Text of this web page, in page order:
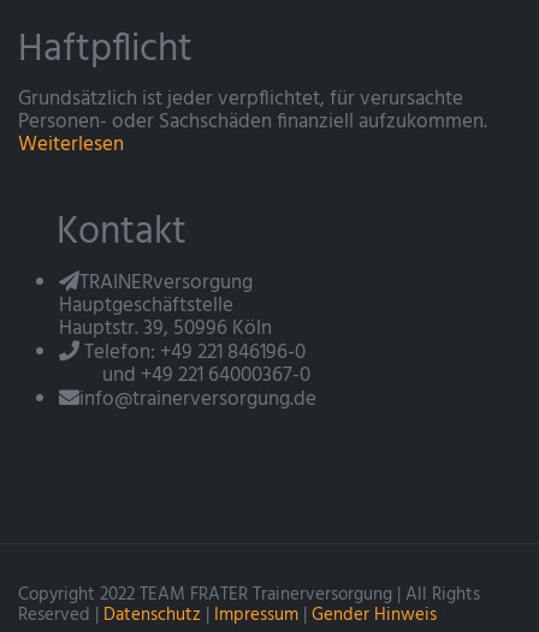
Haftpflicht
Grundsätzlich ist jeder verpflichtet, für verursachte
Personen- oder Sachschäden finanziell aufzukommen.
Weiterlesen
Kontakt
TRAINERversorgung
Hauptgeschäftstelle
Hauptstr. 39, 50996 Köln
Telefon: +49 221 846196-0
und +49 221 64000367-0
info@trainerversorgung.de
Copyright 2022 TEAM FRATER Trainerversorgung | All Rights
Reserved | Datenschutz | Impressum | Gender Hinweis